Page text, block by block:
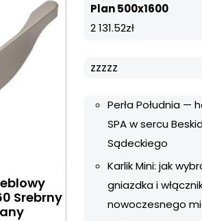
Srebrny
Plan 500x1600
2 131.52zł
zzzzz
Perła Południa —
SPA w sercu
Sądeckiego
Karlik Mini: jak
gniazdka i
nowoczesnego